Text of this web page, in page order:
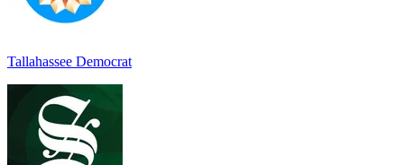
Tallahassee Democrat